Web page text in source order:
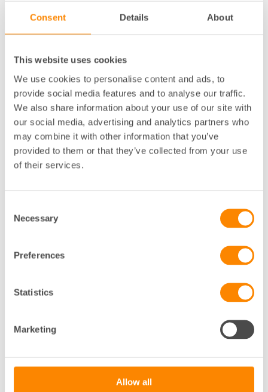
Consent Details About
This website uses cookies
We use cookies to personalise content and ads, to
provide social media features and to analyse our traffic.
We also share information about your use of our site with
our social media, advertising and analytics partners who
may combine it with other information that you’ve
provided to them or that they’ve collected from your use
of their services.
Selection
Necessary
Preferences
Statistics
Marketing
Allow all
Tillstånd ska lämnas om hyresvärden inte har en
hyresrätten överlåts. Har hyresgästen innehaft
skäl. Tillståndet kan förenas med vissa villkor.